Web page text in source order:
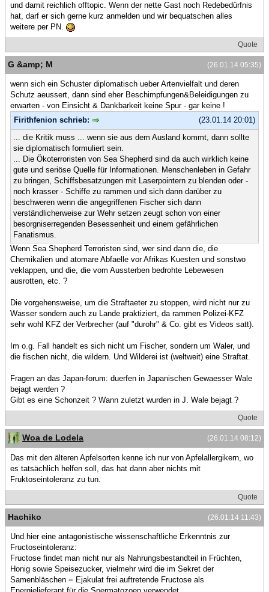
und damit reichlich offtopic. Wenn der nette Gast noch Redebedürfnis
hat, darf er sich gerne kurz anmelden und wir bequatschen alles
weitere per PN.
Quote
(26.01.14 05:35)
G &amp; M
wenn sich ein Schuster diplomatisch ueber Artenvielfalt und deren
Schutz aeussert, dann sind eher Beschimpfungen&Beleidigungen zu
erwarten - von Einsicht & Dankbarkeit keine Spur - gar keine !
(23.01.14 20:01)
Firithfenion schrieb:
... die Kritik muss ... wenn sie aus dem Ausland kommt, dann sollte
sie diplomatisch formuliert sein.
... Die Ökoterroristen von Sea Shepherd sind da auch wirklich keine
gute und seriöse Quelle für Informationen. Menschenleben in Gefahr
zu bringen, Schiffsbesatzungen mit Laserpointern zu blenden oder -
noch krasser - Schiffe zu rammen und sich dann darüber zu
beschweren wenn die angegriffenen Fischer sich dann
verständlicherweise zur Wehr setzen zeugt schon von einer
besorgniserregenden Besessenheit und einem gefährlichen
Fanatismus.
Wenn Sea Shepherd Terroristen sind, wer sind dann die, die
Chemikalien und atomare Abfaelle vor Afrikas Kuesten und sonstwo
veklappen, und die, die vom Aussterben bedrohte Lebewesen
ausrotten, etc. ?
Die vorgehensweise, um die Straftaeter zu stoppen, wird nicht nur zu
Wasser sondern auch zu Lande praktiziert, da rammen Polizei-KFZ
sehr wohl KFZ der Verbrecher (auf "durohr" & Co. gibt es Videos satt).
Im o.g. Fall handelt es sich nicht um Fischer, sondern um Waler, und
die fischen nicht, die wildern. Und Wilderei ist (weltweit) eine Straftat.
Fragen an das Japan-forum: duerfen in Japanischen Gewaesser Wale
bejagt werden ?
Gibt es eine Schonzeit ? Wann zuletzt wurden in J. Wale bejagt ?
Quote
(26.01.14 08:12)
Woa de Lodela
Das mit den älteren Apfelsorten kenne ich nur von Apfelallergikern, wo
es tatsächlich helfen soll, das hat dann aber nichts mit
Fruktoseintoleranz zu tun.
Quote
(26.01.14 11:43)
Hachiko
Und hier eine antagonistische wissenschaftliche Erkenntnis zur
Fructoseintoleranz:
Fructose findet man nicht nur als Nahrungsbestandteil in Früchten,
Honig sowie Speisezucker, vielmehr wird die im Sekret der
Samenbläschen = Ejakulat frei auftretende Fructose als